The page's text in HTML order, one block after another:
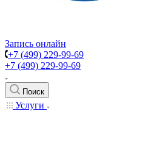
Запись онлайн
+7 (499) 229-99-69
+7 (499) 229-99-69
Поиск
Услуги